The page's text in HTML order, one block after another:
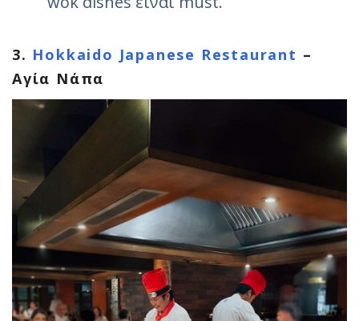
3. Hokkaido Japanese Restaurant –
Αγία Νάπα